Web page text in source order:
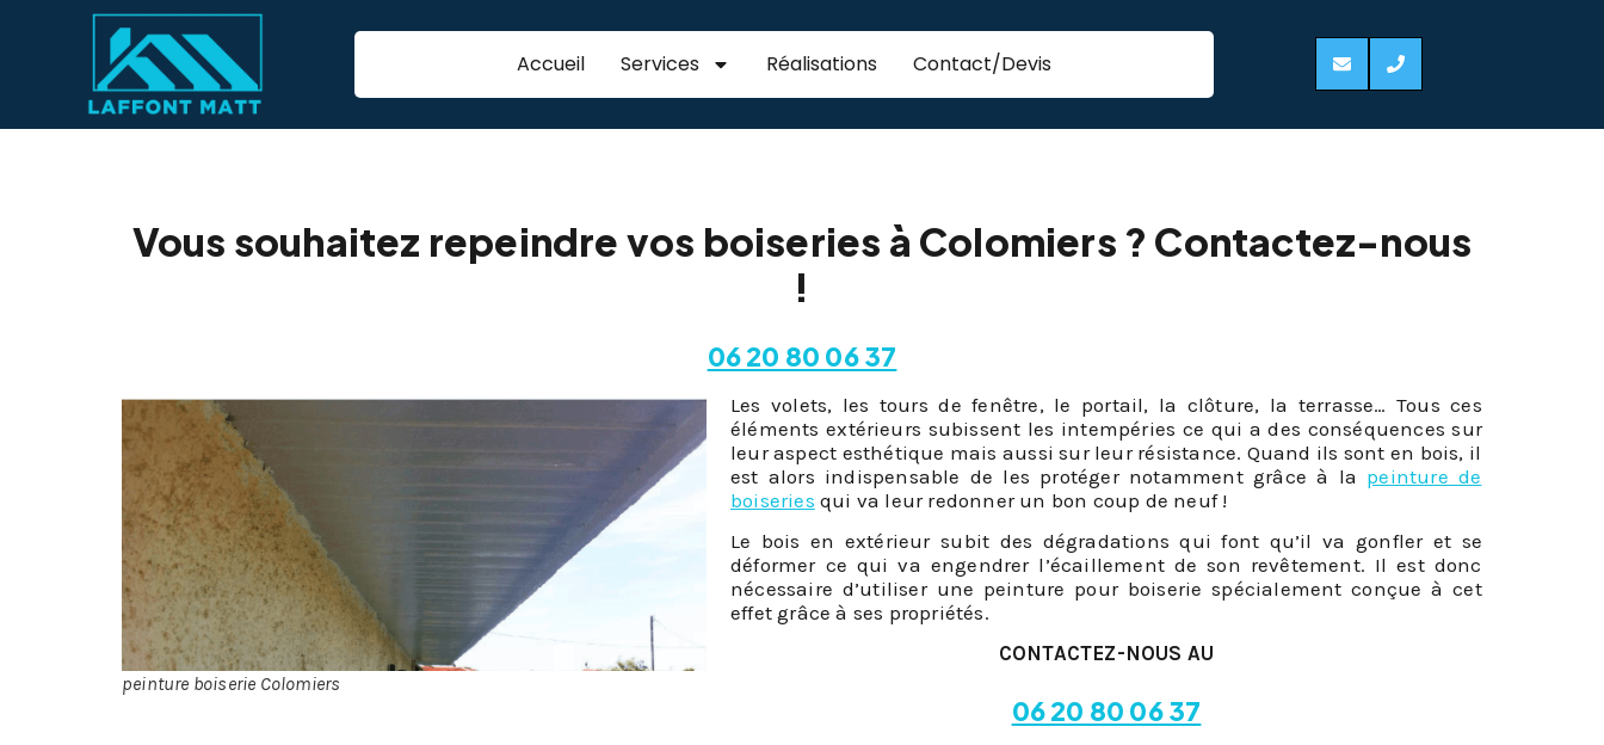
Accueil Services Réalisations Contact/Devis
Vous souhaitez repeindre vos boiseries à Colomiers ? Contactez-nous
!
06 20 80 06 37
peinture boiserie Colomiers
Les volets, les tours de fenêtre, le portail, la clôture, la terrasse… Tous ces
éléments extérieurs subissent les intempéries ce qui a des conséquences sur
leur aspect esthétique mais aussi sur leur résistance. Quand ils sont en bois, il
est alors indispensable de les protéger notamment grâce à la peinture de
boiseries qui va leur redonner un bon coup de neuf !
Le bois en extérieur subit des dégradations qui font qu’il va gonfler et se
déformer ce qui va engendrer l’écaillement de son revêtement. Il est donc
nécessaire d’utiliser une peinture pour boiserie spécialement conçue à cet
effet grâce à ses propriétés.
CONTACTEZ-NOUS AU
06 20 80 06 37